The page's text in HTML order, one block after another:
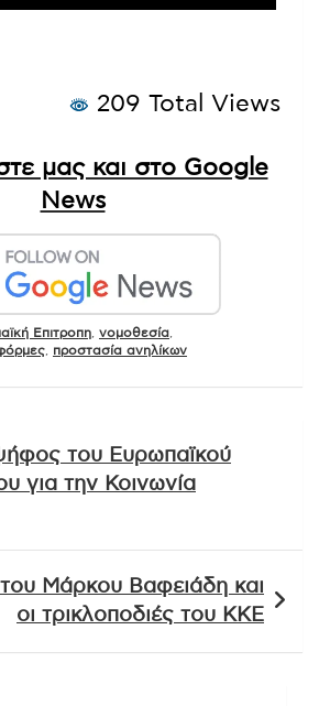
209 Total Views
μας και στο Google
News
Επιτροπη νομοθεσία
προστασία ανηλίκων
του Ευρωπαϊκού
για την Κοινωνία
Μάρκου Βαφειάδη και
οι τρικλοποδιές του ΚΚΕ